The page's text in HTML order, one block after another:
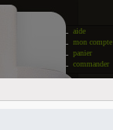
aide
mon compte
panier
commander